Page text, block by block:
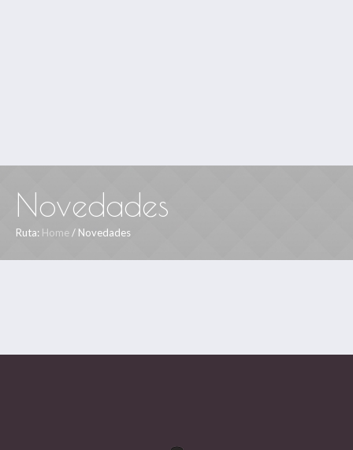
Novedades
Ruta: Home / Novedades